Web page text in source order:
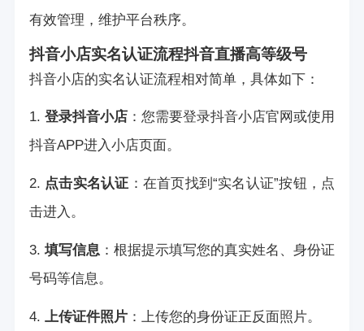
有效管理，维护平台秩序。
抖音小店实名认证流程抖音直播高等级号
抖音小店的实名认证流程相对简单，具体如下：
1. 登录抖音小店：您需要登录抖音小店官网或使用
抖音APP进入小店页面。
2. 点击实名认证 ：在首页找到“实名认证”按钮，点
击进入。
3. 填写信息：根据提示填写您的真实姓名、身份证
号码等信息。
4. 上传证件照片：上传您的身份证正反面照片。